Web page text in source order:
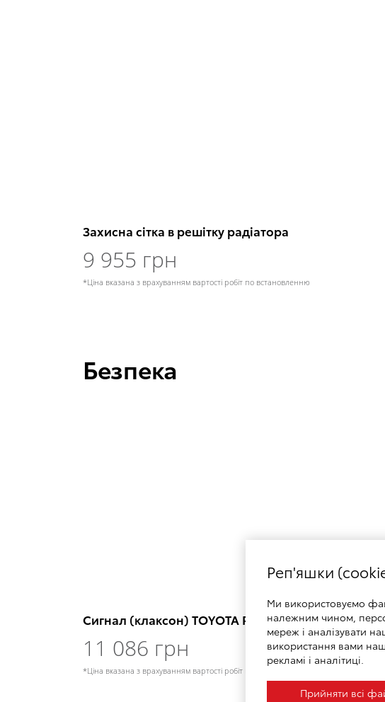
Захисна сітка в решітку радіатора
9 955 грн
*Ціна вказана з врахуванням вартості робіт по встановленню
Безпека
Сигнал (клаксон) TOYOTA Premium
11 086 грн
*Ціна вказана з врахуванням вартості робіт по встановленню 22
*Ціна
Реп'яшки
Ми використовуємо
належним чином,
мереж і аналізувати
використання вами
рекламі і аналітиці.
Прийняти всі